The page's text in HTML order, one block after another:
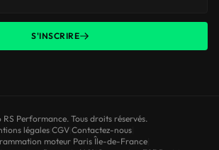
S'INSCRIRE
Performance. Tous droits réservés.
légalesCGV Contactez-nous
moteur Paris Île-de-France